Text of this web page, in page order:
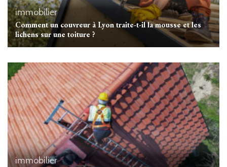
immobilier
Comment un couvreur à Lyon traite-t-il la mousse et les
lichens sur une toiture ?
immobilier